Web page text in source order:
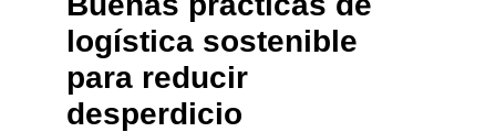
logística sostenible
para reducir
desperdicio